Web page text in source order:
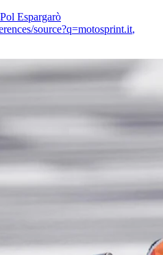
Pol Espargarò
source?q=motosprint.it,